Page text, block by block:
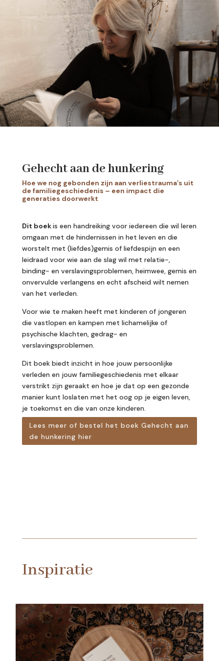
Gehecht aan de hunkering
Hoe we nog gebonden zijn aan verliestrauma’s uit
de familiegeschiedenis – een impact die
generaties doorwerkt
Dit boekis een handreiking voor iedereen die wil leren
omgaan met de hindernissen in het leven en die
worstelt met (liefdes)gemis of liefdespijn en een
leidraad voor wie aan de slag wil met relatie-,
binding- en verslavingsproblemen, heimwee, gemis en
onvervulde verlangens en echt afscheid wilt nemen
van het verleden.
Voor wie te maken heeft met kinderen of jongeren
die vastlopen en kampen met lichamelijke of
psychische klachten, gedrag- en
verslavingsproblemen.
Dit boek biedt inzicht in hoe jouw persoonlijke
verleden en jouw familiegeschiedenis met elkaar
verstrikt zijn geraakt en hoe je dat op een gezonde
manier kunt loslaten met het oog op je eigen leven,
je toekomst en die van onze kinderen.
Lees meer of bestel het boek Gehecht aan
de hunkering hier
Inspiratie